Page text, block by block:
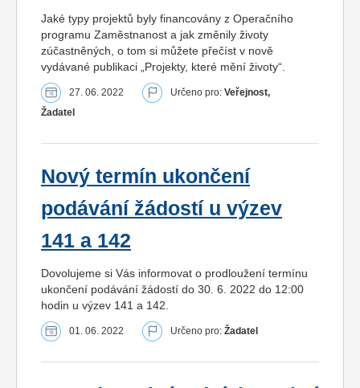
Jaké typy projektů byly financovány z Operačního
programu Zaměstnanost a jak změnily životy
zúčastněných, o tom si můžete přečíst v nově
vydávané publikaci „Projekty, které mění životy“.
27. 06. 2022 Určeno pro: Veřejnost,
Žadatel
Nový termín ukončení
podávání žádostí u výzev
141 a 142
Dovolujeme si Vás informovat o prodloužení termínu
ukončení podávání žádostí do 30. 6. 2022 do 12:00
hodin u výzev 141 a 142.
01. 06. 2022 Určeno pro: Žadatel